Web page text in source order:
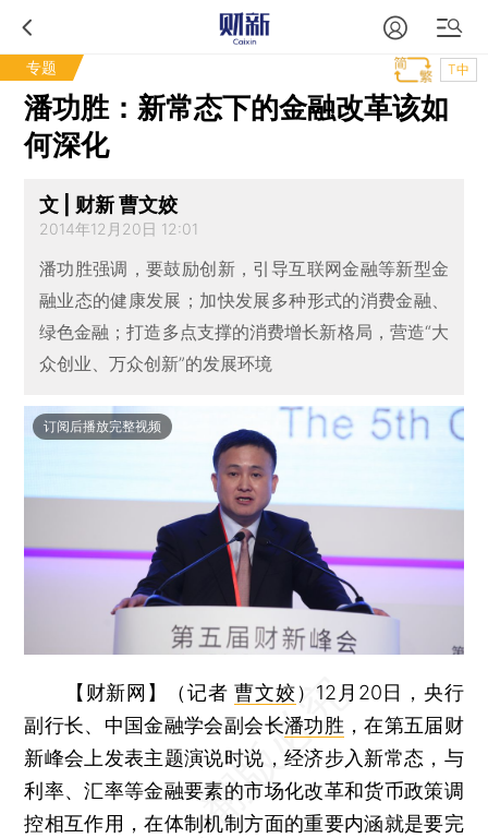
专题 T中
潘功胜：新常态下的金融改革该如
何深化
文 | 财新 曹文姣
2014年12月20日 12:01
潘功胜强调，要鼓励创新，引导互联网金融等新型金
融业态的健康发展；加快发展多种形式的消费金融、
绿色金融；打造多点支撑的消费增长新格局，营造“大
众创业、万众创新”的发展环境
订阅后播放完整视频
【财新网】（记者曹文姣） 12月20日，央行
副行长、中国金融学会副会长潘功胜 ，在第五届财
新峰会上发表主题演说时说，经济步入新常态，与
利率、汇率等金融要素的市场化改革和货币政策调
控相互作用，在体制机制方面的重要内涵就是要完